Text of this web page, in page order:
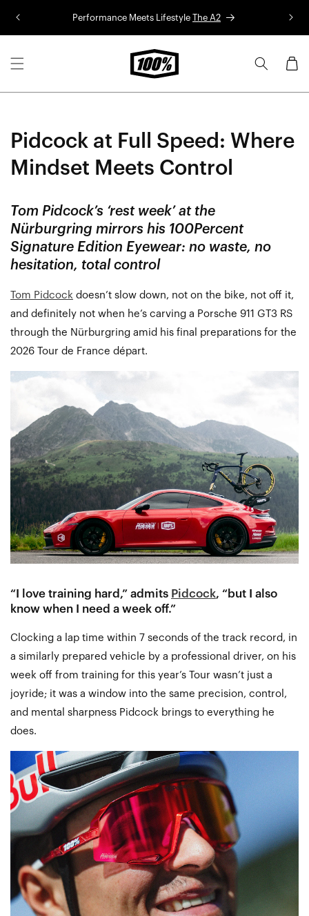
Performance Meets Lifestyle The A2
Panier
Pidcock at Full Speed: Where
Mindset Meets Control
Tom Pidcock’s ‘rest week’ at the
Nürburgring mirrors his 100Percent
Signature Edition Eyewear: no waste, no
hesitation, total control
Tom Pidcock doesn’t slow down, not on the bike, not off it,
and definitely not when he’s carving a Porsche 911 GT3 RS
through the Nürburgring amid his final preparations for the
2026 Tour de France départ.
“I love training hard,” admits Pidcock, “but I also
know when I need a week off.”
Clocking a lap time within 7 seconds of the track record, in
a similarly prepared vehicle by a professional driver, on his
week off from training for this year’s Tour wasn’t just a
joyride; it was a window into the same precision, control,
and mental sharpness Pidcock brings to everything he
does.